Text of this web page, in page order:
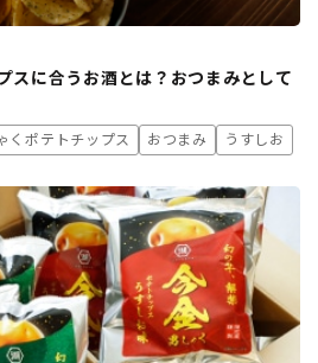
スに合うお酒とは？おつまみとして
くポテトチップス おつまみ
うすしお